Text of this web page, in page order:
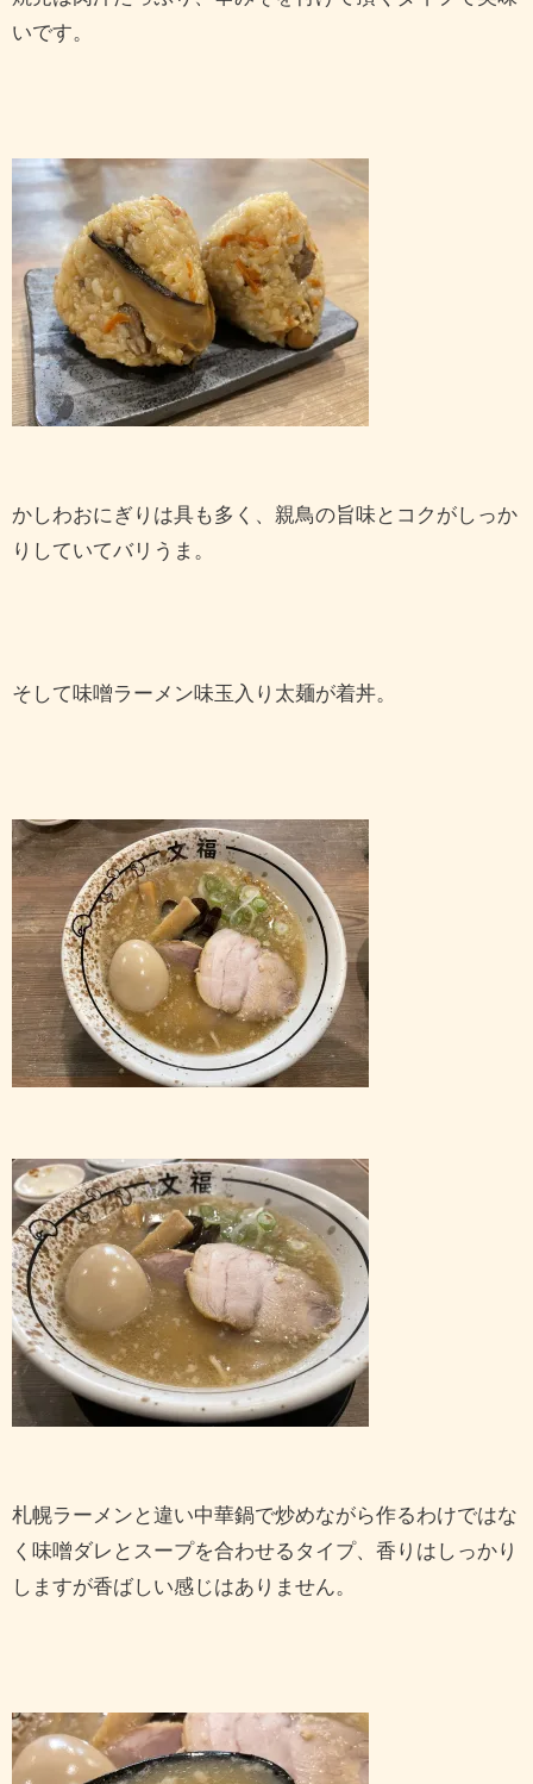
いです。
かしわおにぎりは具も多く、親鳥の旨味とコクがしっか
りしていてバリうま。
そして味噌ラーメン味玉入り太麺が着丼。
札幌ラーメンと違い中華鍋で炒めながら作るわけではな
く味噌ダレとスープを合わせるタイプ、香りはしっかり
しますが香ばしい感じはありません。